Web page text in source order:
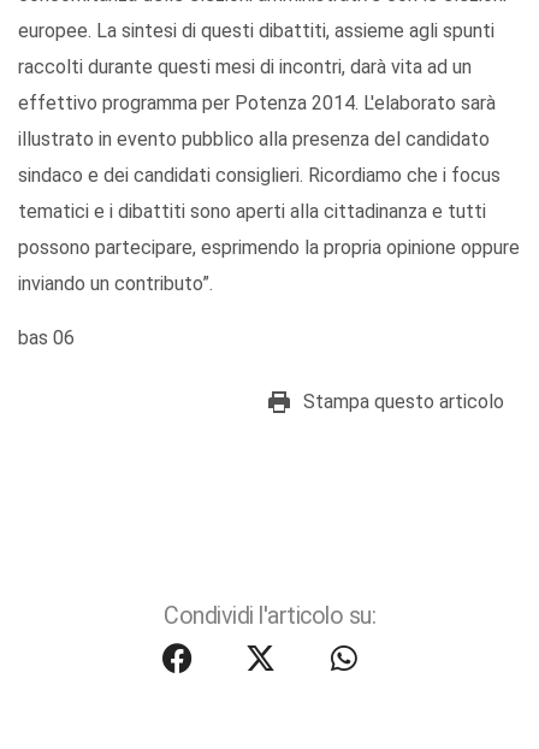
europee. La sintesi di questi dibattiti, assieme agli spunti
raccolti durante questi mesi di incontri, darà vita ad un
effettivo programma per Potenza 2014. L'elaborato sarà
illustrato in evento pubblico alla presenza del candidato
sindaco e dei candidati consiglieri. Ricordiamo che i focus
tematici e i dibattiti sono aperti alla cittadinanza e tutti
possono partecipare, esprimendo la propria opinione oppure
inviando un contributo”.
bas 06
Stampa questo articolo
Condividi l'articolo su: